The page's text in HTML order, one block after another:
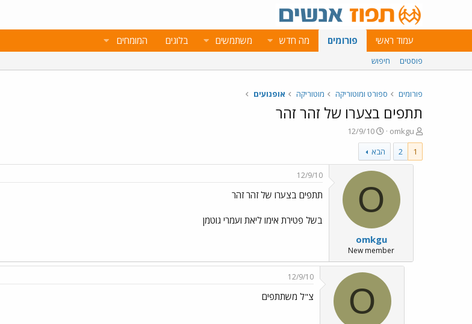
עמוד ראשי פורומים מה חדש משתמשים בלוגים המומחים
פוסטים חיפוש
פורומים ספורט ומוטוריקה מוטוריקה אופנועים
תתפים בצערו של זהר זהר
פ
ו
ת
ח
omkgu
פ
ו
ר
ס
ם
ב
א
י
ך
12/9/10
1
2 הבא
O
omkgu
New member
12/9/10
תתפים בצערו של זהר זהר
בשל פטירת אימו ליאת ועמרי גוטמן
O
12/9/10
צ"ל משתתפים